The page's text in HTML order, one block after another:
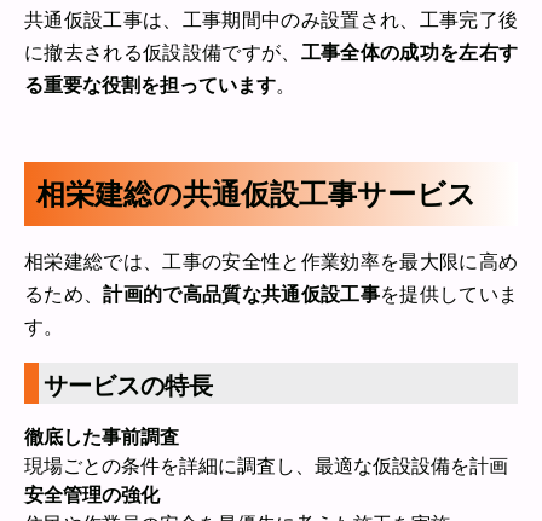
共通仮設工事は、工事期間中のみ設置され、工事完了後
に撤去される仮設設備ですが、 工事全体の成功を左右す
る重要な役割を担っています。
相栄建総の共通仮設工事サービス
相栄建総では、工事の安全性と作業効率を最大限に高め
るため、計画的で高品質な共通仮設工事を提供していま
す。
サービスの特長
徹底した事前調査
現場ごとの条件を詳細に調査し、最適な仮設設備を計画
安全管理の強化